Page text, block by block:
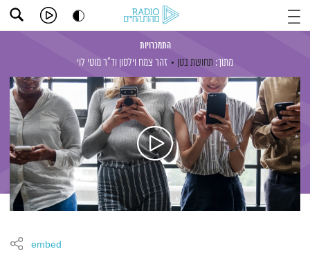
התמכרויות
מתוך: תחושת בטן זהר צמח וילסון וד"ר מוטי לוי
embed